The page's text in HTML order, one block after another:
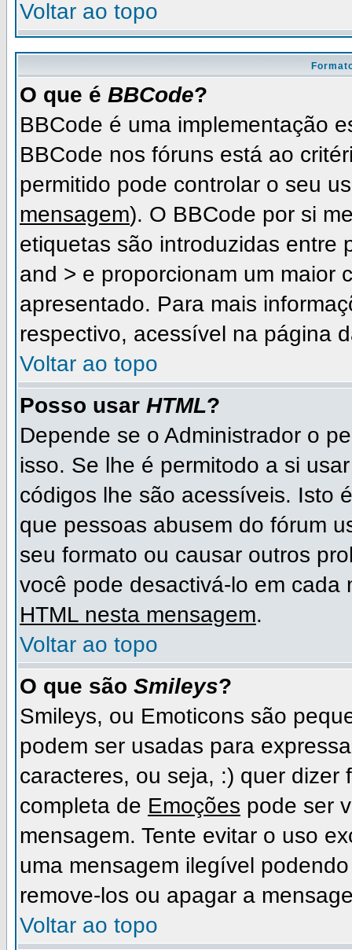
Voltar ao topo
O que é BBCode?
BBCode é uma implementação
BBCode nos fóruns está ao
permitido pode controlar o seu
mensagem). O BBCode por si
etiquetas são introduzidas entre
and > e proporcionam um maior
apresentado. Para mais
respectivo, acessível na página
Voltar ao topo
Posso usar HTML?
Depende se o Administrador o
isso. Se lhe é permitodo a si
códigos lhe são acessíveis. Isto
que pessoas abusem do fórum
seu formato ou causar outros
você pode desactivá-lo em
HTML nesta mensagem.
Voltar ao topo
O que são Smileys?
Smileys, ou Emoticons são
podem ser usadas para
caracteres, ou seja, :) quer dizer
completa de Emoções pode ser
mensagem. Tente evitar o uso
uma mensagem ilegível
remove-los ou apagar a
Voltar ao topo